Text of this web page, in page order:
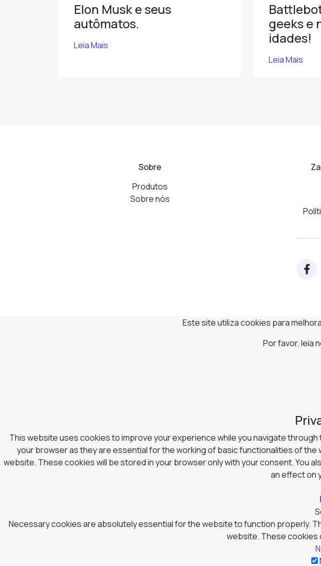
Elon Musk e seus
autômatos.
Leia Mais
geeks e
idades!
Leia Mais
Sobre
Produtos
Sobre nós
Este site utiliza cookies para
Por favor, leia
This website uses cookies to improve your experience while you navigate
your browser as they are essential for the working of basic functionalities of
website. These cookies will be stored in your browser only with your consent. You
an effect on
Necessary cookies are absolutely essential for the website to function properly.
website. These cookies